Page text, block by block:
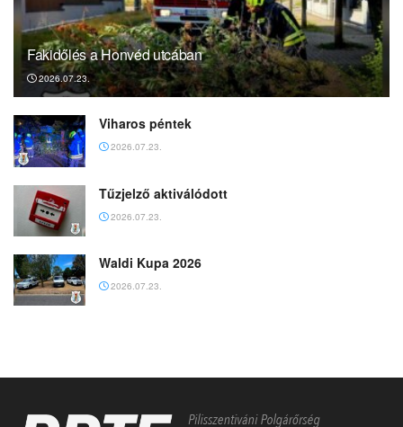
Fakidőlés a Honvéd utcában
2026.07.23.
Viharos péntek
2026.07.23.
Tűzjelző aktiválódott
2026.07.23.
Waldi Kupa 2026
2026.07.23.